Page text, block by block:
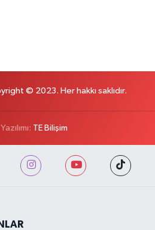
© 2023. Her hakkı saklıdır.
TE Bilişim